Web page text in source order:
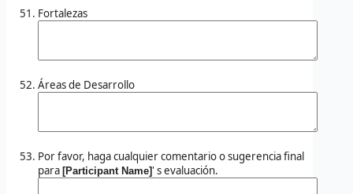
Fortalezas
Áreas de Desarrollo
Por favor, haga cualquier comentario o sugerencia final
para [Participant Name]' s evaluación.